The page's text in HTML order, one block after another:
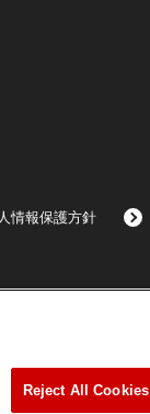
情報保護方針
Reject All Cookies